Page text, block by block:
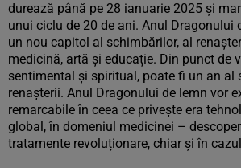
durează până pe 28 ianuarie 2025 și
unui ciclu de 20 de ani. Anul Dragonului
un nou capitol al schimbărilor, al
medicină, artă și educație. Din punct de
sentimental și spiritual, poate fi un an al
renașterii. Anul Dragonului de lemn vor
remarcabile în ceea ce privește era
global, în domeniul medicinei –
tratamente revoluționare, chiar și în